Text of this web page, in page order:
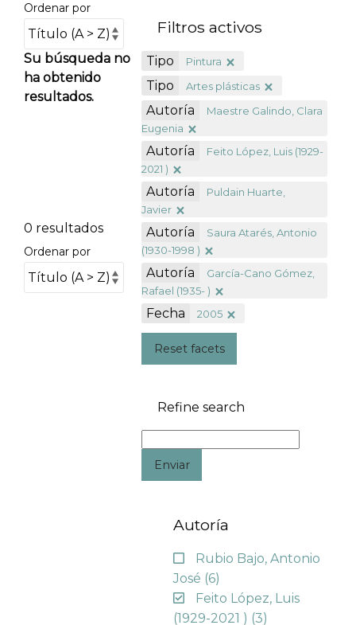
Ordenar por
Su búsqueda no
ha obtenido
resultados.
0 resultados
Ordenar por
Filtros activos
Tipo Pintura
Tipo Artes plásticas
Autoría
Maestre Galindo, Clara
Eugenia
Autoría
Feito López, Luis (1929-
2021 )
Autoría
Puldain Huarte,
Javier
Autoría
Saura Atarés, Antonio
(1930-1998 )
Autoría
García-Cano Gómez,
Rafael (1935- )
Fecha 2005
Reset facets
Refine search
Enviar
Autoría
Rubio Bajo, Antonio
José (6)
Feito López, Luis
(1929-2021 ) (3)